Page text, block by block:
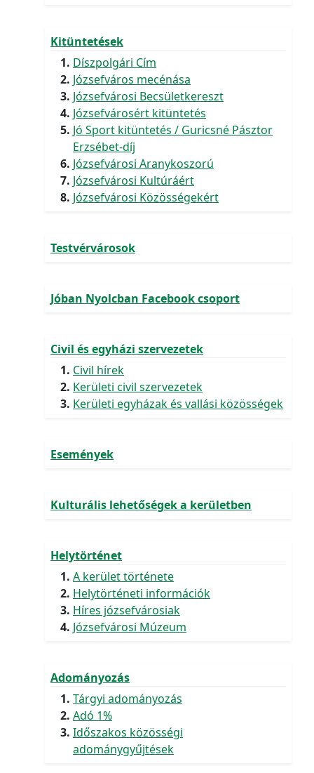
Kitüntetések
Díszpolgári Cím
Józsefváros mecénása
Józsefvárosi Becsületkereszt
Józsefvárosért kitüntetés
Jó Sport kitüntetés / Guricsné Pásztor
Erzsébet-díj
Józsefvárosi Aranykoszorú
Józsefvárosi Kultúráért
Józsefvárosi Közösségekért
Testvérvárosok
Jóban Nyolcban Facebook csoport
Civil és egyházi szervezetek
Civil hírek
Kerületi civil szervezetek
Kerületi egyházak és vallási közösségek
Események
Kulturális lehetőségek a kerületben
Helytörténet
A kerület története
Helytörténeti információk
Híres józsefvárosiak
Józsefvárosi Múzeum
Adományozás
Tárgyi adományozás
Adó 1%
Időszakos közösségi
adománygyűjtések